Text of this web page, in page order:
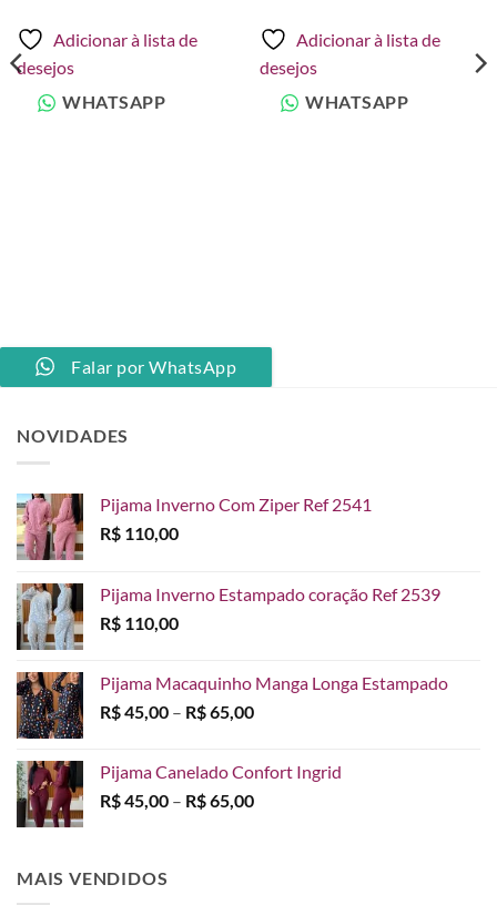
R$ 30,00. R$ 22,50.
Adicionar à lista de
desejos
WHATSAPP
Adicionar à lista de
desejos
WHATSAPP
Falar por WhatsApp
NOVIDADES
Pijama Inverno Com Ziper Ref 2541
R$ 110,00
Pijama Inverno Estampado coração Ref 2539
R$ 110,00
Pijama Macaquinho Manga Longa Estampado
R$45,00 – R$65,00Faixa
R$ 45,00
através
Pijama Canelado Confort Ingrid
R$45,00 – R$65,00Faixa
MAIS VENDIDOS